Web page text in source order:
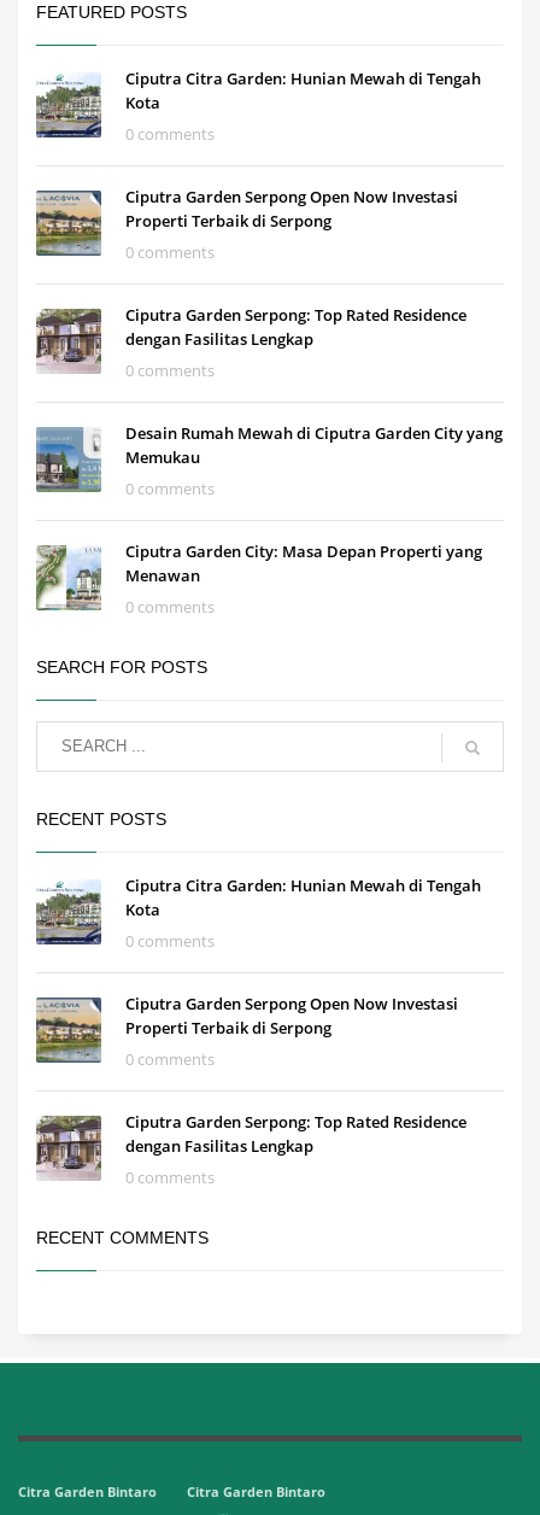
FEATURED POSTS
Ciputra Citra Garden: Hunian Mewah di Tengah
Kota
0 comments
Ciputra Garden Serpong Open Now Investasi
Properti Terbaik di Serpong
0 comments
Ciputra Garden Serpong: Top Rated Residence
dengan Fasilitas Lengkap
0 comments
Desain Rumah Mewah di Ciputra Garden City yang
Memukau
0 comments
Ciputra Garden City: Masa Depan Properti yang
Menawan
0 comments
SEARCH FOR POSTS
RECENT POSTS
Ciputra Citra Garden: Hunian Mewah di Tengah
Kota
0 comments
Ciputra Garden Serpong Open Now Investasi
Properti Terbaik di Serpong
0 comments
Ciputra Garden Serpong: Top Rated Residence
dengan Fasilitas Lengkap
0 comments
RECENT COMMENTS
Citra Garden Bintaro Citra Garden Bintaro